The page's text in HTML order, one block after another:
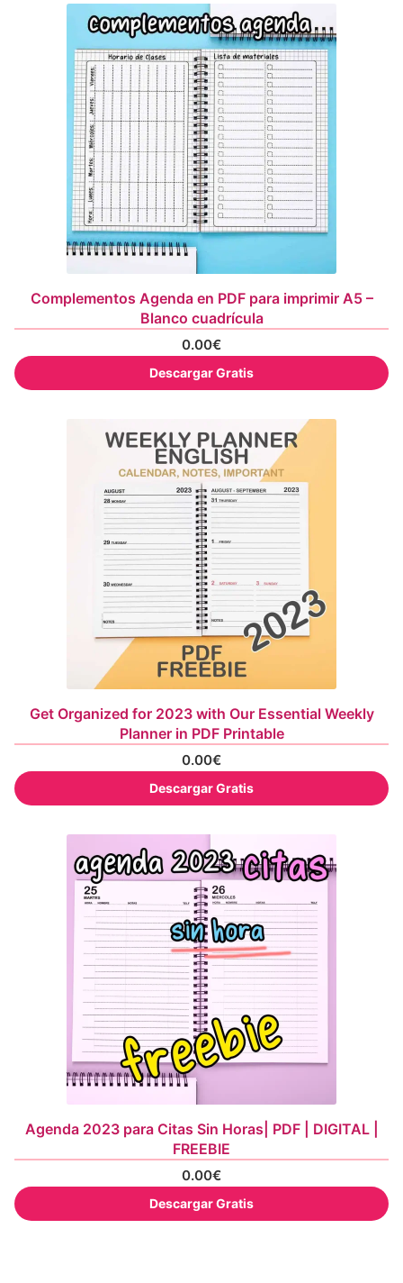
Complementos Agenda en PDF para imprimir A5 –
Blanco cuadrícula
0.00€
Descargar Gratis
Get Organized for 2023 with Our Essential Weekly
Planner in PDF Printable
0.00€
Descargar Gratis
Agenda 2023 para Citas Sin Horas| PDF | DIGITAL |
FREEBIE
0.00€
Descargar Gratis